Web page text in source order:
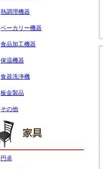
熱調理機器
ベーカリー機器
食品加工機器
保温機器
食器洗浄機
板金製品
その他
円卓